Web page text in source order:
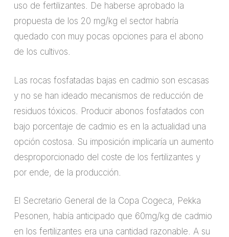
uso de fertilizantes. De haberse aprobado la
propuesta de los 20 mg/kg el sector habría
quedado con muy pocas opciones para el abono
de los cultivos.
Las rocas fosfatadas bajas en cadmio son escasas
y no se han ideado mecanismos de reducción de
residuos tóxicos. Producir abonos fosfatados con
bajo porcentaje de cadmio es en la actualidad una
opción costosa. Su imposición implicaría un aumento
desproporcionado del coste de los fertilizantes y
por ende, de la producción.
El Secretario General de la Copa Cogeca, Pekka
Pesonen, había anticipado que 60mg/kg de cadmio
en los fertilizantes era una cantidad razonable. A su